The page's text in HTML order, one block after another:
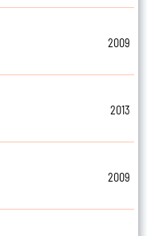
2009
2013
2009